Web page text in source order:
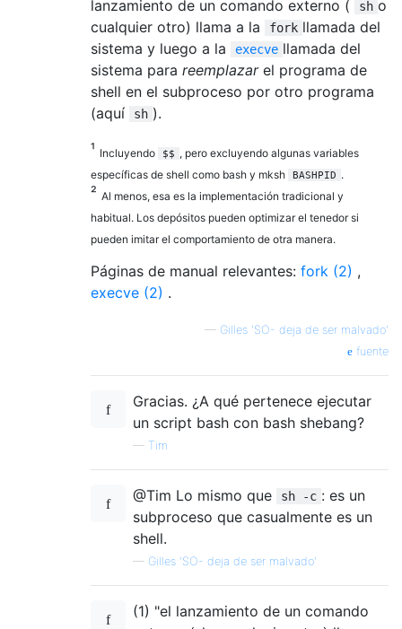
lanzamiento de un comando externo ( sh o
cualquier otro) llama a la
fork llamada del
sistema y luego a la
execve llamada del
sistema para reemplazarel programa de
shell en el subproceso por otro programa
(aquí
sh ).
¹ Incluyendo $$ , pero excluyendo algunas variables
específicas de shell como bash y mksh
BASHPID .
² Al menos, esa es la implementación tradicional y
habitual. Los depósitos pueden optimizar el tenedor si
pueden imitar el comportamiento de otra manera.
Páginas de manual relevantes: fork (2) ,
execve (2) .
— Gilles 'SO- deja de ser malvado'
fuente
Gracias. ¿A qué pertenece ejecutar
un script bash con bash shebang?
— Tim
@Tim Lo mismo que sh -c : es un
subproceso que casualmente es un
shell.
— Gilles 'SO- deja de ser malvado'
(1) "el lanzamiento de un comando